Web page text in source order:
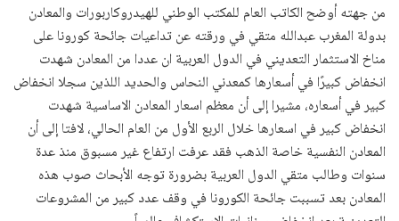
من جهته أوضح الكاتب العام للمكتب الوطني للهيدروكاربورات والمعادن
بدولة المغرب عبدالله متقي في ورقته عن تداعيات جائحة كورونا على
مناخ الاستثمار التعديني في الدول العربية ان عددا من المعادن شهدت
انخفاض كبيرًا في أسعارها كمعدني النحاس والحديد اللذين سجلا انخفاض
كبير في أسعاره، مشيرا إلى أن معظم اسعار المعادن الاساسية شهدت
انخفاض كبير في اسعارها خلال الربع الأول من العام الحالي، لافتا إلى أن
المعادن النفسية خاصة الذهب فقد عرفت ارتفاع غير مسبوق منذ عدة
سنوات وطالب متقي الدول العربية بضرورة توجه الأبحاث صوب هذه
المعادن بعد تسببت جائحة الكورونا في وقف عدد كبير من المشروعات